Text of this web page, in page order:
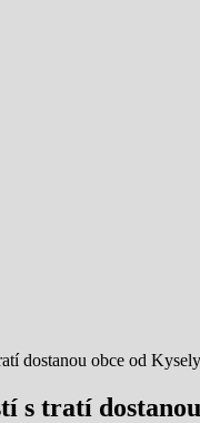
dostanou obce od
s tratí